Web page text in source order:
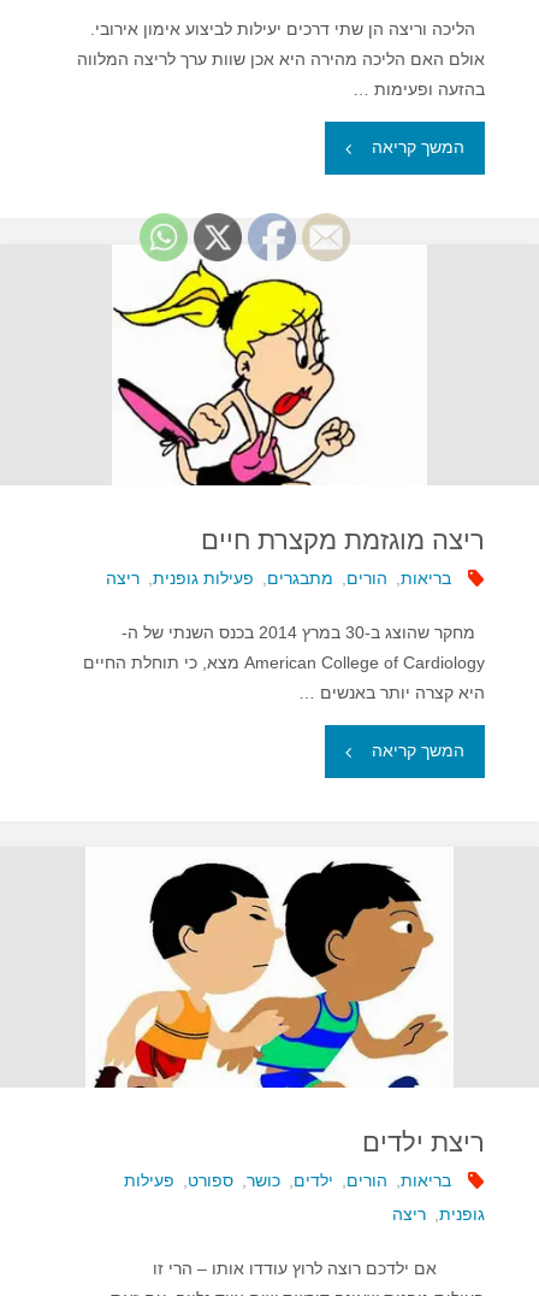
הליכה וריצה הן שתי דרכים יעילות לביצוע אימון אירובי.
אולם האם הליכה מהירה היא אכן שוות ערך לריצה המלווה
בהזעה ופעימות …
המשך קריאה "הליכה
ריצה
עדיף?"
ריצה מוגזמת מקצרת חיים
בריאות הורים מתבגרים פעילות גופנית, ריצה
מחקר שהוצג ב-30 במרץ 2014 בכנס השנתי של ה-
American College of Cardiology מצא, כי תוחלת החיים
היא קצרה יותר באנשים …
המשך קריאה "ריצה
חיים"
ריצת ילדים
בריאות, הורים, ילדים, כושר, ספורט, פעילות
גופנית, ריצה
אם ילדכם רוצה לרוץ עודדו אותו – הרי זו